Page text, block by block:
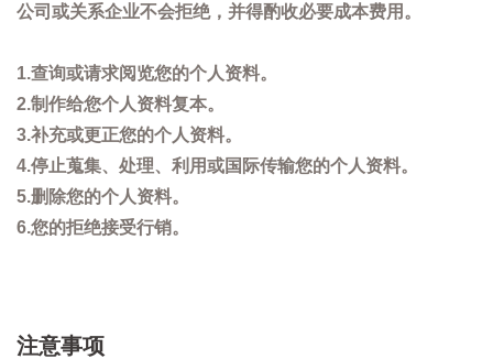
公司或关系企业不会拒绝，并得酌收必要成本费用。
1.查询或请求阅览您的个人资料。
2.制作给您个人资料复本。
3.补充或更正您的个人资料。
4.停止蒐集、处理、利用或国际传输您的个人资料。
5.删除您的个人资料。
6.您的拒绝接受行销。
注意事项